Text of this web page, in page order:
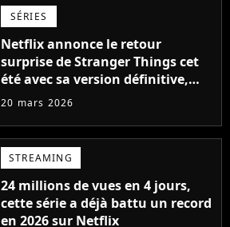
SÉRIES
Netflix annonce le retour
surprise de Stranger Things cet
été avec sa version définitive,
une décision historique
20 mars 2026
STREAMING
24 millions de vues en 4 jours,
cette série a déjà battu un record
en 2026 sur Netflix